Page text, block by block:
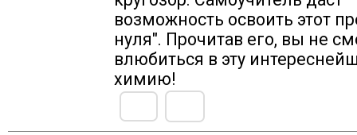
возможность освоить этот
нуля". Прочитав его, вы не
влюбиться в эту
химию!